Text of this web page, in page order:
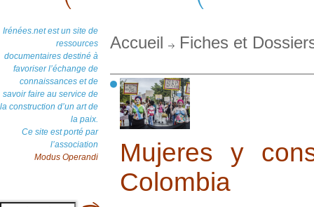
Irénées.net est un site de
ressources
documentaires destiné à
favoriser l’échange de
connaissances et de
savoir faire au service de
la construction d’un art de
la paix.
Ce site est porté par
l’association
Modus Operandi
Accueil Fiches et
Mujeres y
Colombia